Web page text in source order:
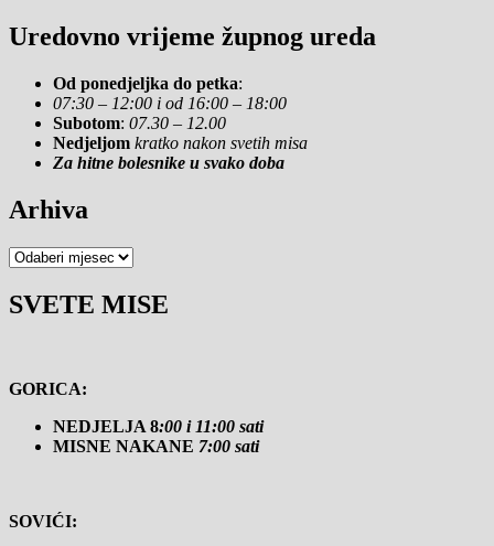
Uredovno vrijeme župnog ureda
Od ponedjeljka do petka:
07:30 – 12:00 i od 16:00 – 18:00
Subotom: 07.30 – 12.00
Nedjeljom kratko nakon svetih misa
Za hitne bolesnike u svako doba
Arhiva
Arhiva
SVETE MISE
GORICA:
NEDJELJA 8:00 i 11:00 sati
MISNE NAKANE 7:00 sati
SOVIĆI: